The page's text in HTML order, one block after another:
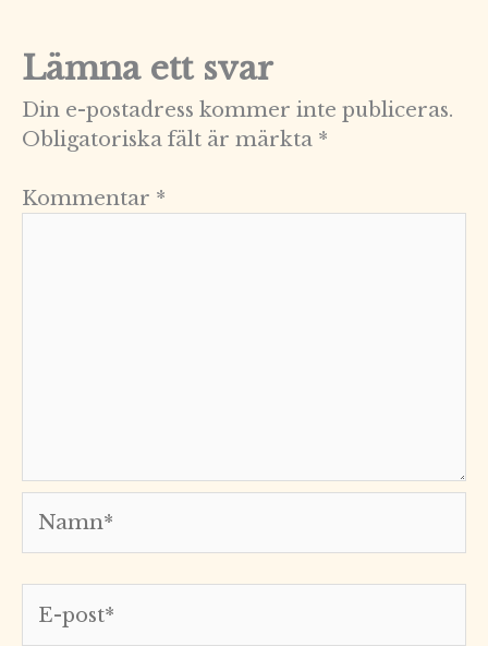
Lämna ett svar
Din e-postadress kommer inte publiceras.
Obligatoriska fält är märkta *
Kommentar *
post*